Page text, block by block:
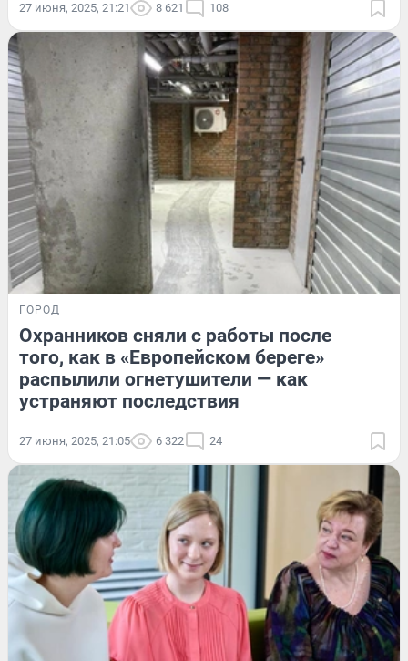
27 июня, 2025, 21:21 8 621 108
ГОРОД
Охранников сняли с работы после
того, как в «Европейском береге»
распылили огнетушители — как
устраняют последствия
27 июня, 2025, 21:05 6 322 24